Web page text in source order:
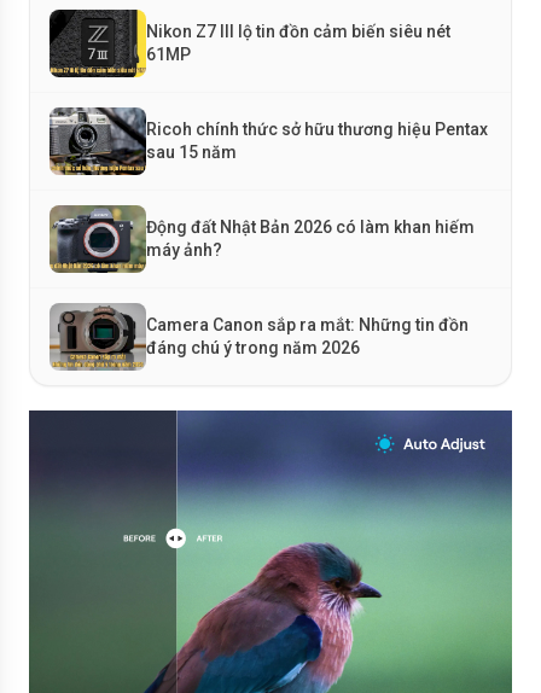
Nikon Z7 III lộ tin đồn cảm biến siêu nét
61MP
Ricoh chính thức sở hữu thương hiệu Pentax
sau 15 năm
Động đất Nhật Bản 2026 có làm khan hiếm
máy ảnh?
Camera Canon sắp ra mắt: Những tin đồn
đáng chú ý trong năm 2026